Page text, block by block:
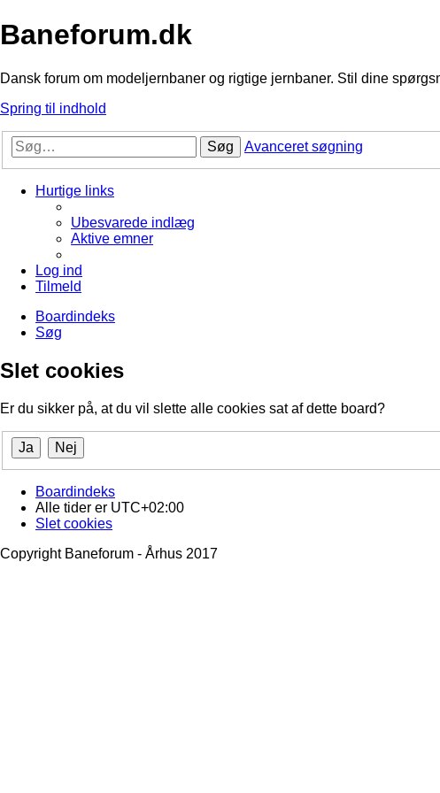
Baneforum.dk
Dansk forum om modeljernbaner og rigtige jernbaner. Stil dine
Spring til indhold
Søg Avanceret søgning
Hurtige links
Ubesvarede indlæg
Aktive emner
Log ind
Tilmeld
Boardindeks
Søg
Slet cookies
Er du sikker på, at du vil slette alle cookies sat af dette board?
Boardindeks
Alle tider er UTC+02:00
Slet cookies
Copyright Baneforum - Århus 2017